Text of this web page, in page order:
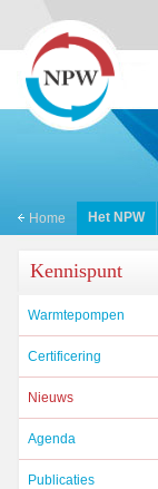
Home Het NPW
Kennispunt
Warmtepompen
Certificering
Nieuws
Agenda
Publicaties